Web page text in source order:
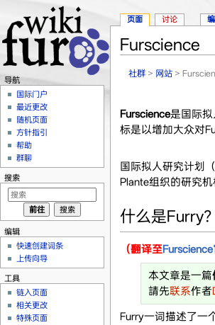
Furscience
社群 > 网站 >
Furscience是国际
标是以增加大众对
国际拟人研究计划
Plante组织的研究
什么是Furry？
（翻译至Furscience
本文章是一篇
請先联系作者
Furry一词描述了一
页面 讨论
导航
国际门户
最近更改
随机页面
方针指引
帮助
群聊
搜索
编辑
快速创建词条
上传向导
工具
链入页面
相关更改
特殊页面